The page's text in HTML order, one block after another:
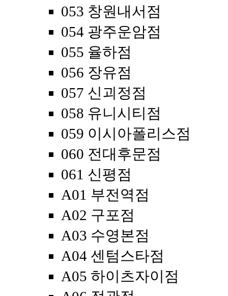
053 창원내서점
054 광주운암점
055 율하점
056 장유점
057 신괴정점
058 유니시티점
059 이시아폴리스점
060 전대후문점
061 신평점
A01 부전역점
A02 구포점
A03 수영본점
A04 센텀스타점
A05 하이츠자이점